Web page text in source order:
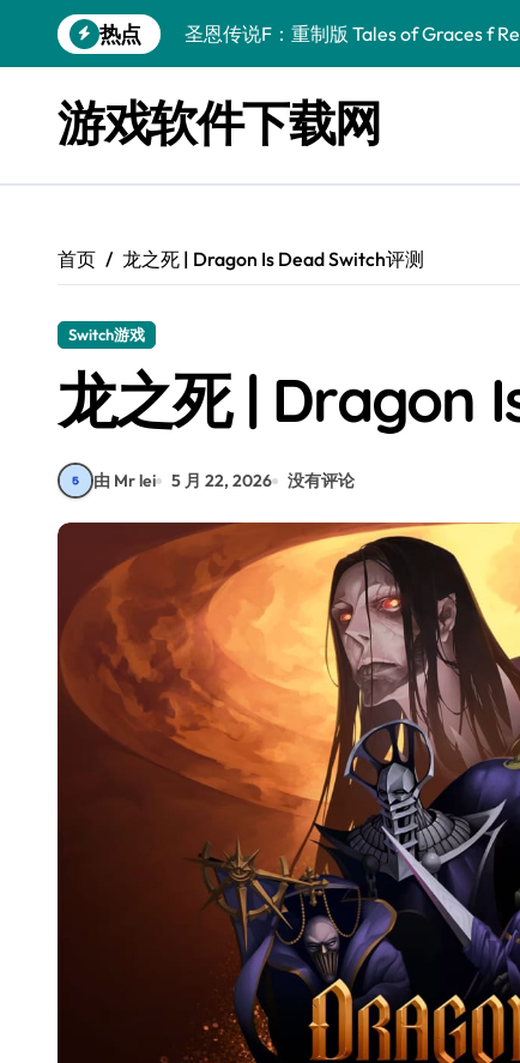
到
热点
圣恩传说F：重制版 Tales of Graces f
终焉之玛格诺利亚：雾中之花 ENDER
休闲运动系列：网球 Casual Sport
星球大战前传1：绝地力量之战 Star
阿瑞亚之旅 Worlds of Aria
阿喀琉斯：传说未竟之谜 Achilles
游戏软件下载网
首页 龙之死 | Dragon Is Dead Switch评测
Switch游戏
龙之死 | Dragon
由 Mr lei 5 月 22, 2026 没有评论